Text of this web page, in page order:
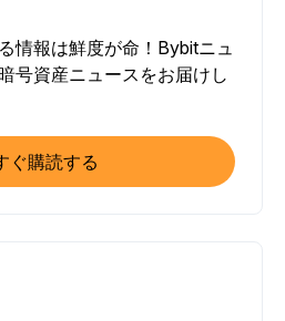
情報は鮮度が命！Bybitニュ
号資産ニュースをお届けし
ぐ購読する